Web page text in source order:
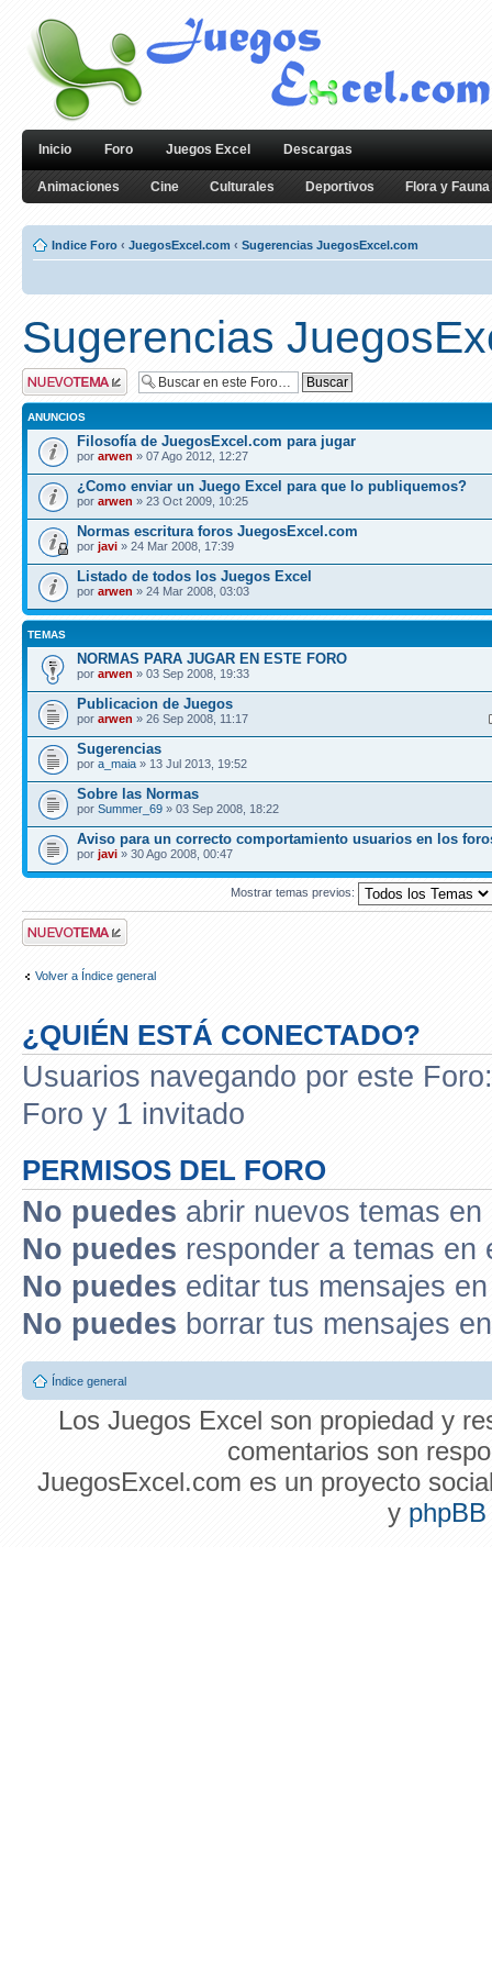
Inicio Foro Juegos Excel Descargas
Animaciones Cine Culturales Deportivos Flora y Fauna
Indice Foro ‹ JuegosExcel.com ‹ Sugerencias JuegosExcel.com
Sugerencias
Publicar un nuevo
tema
ANUNCIOS
Filosofía de JuegosExcel.com para jugar
por arwen » 07 Ago 2012, 12:27
¿Como enviar un Juego Excel para que lo publiquemos?
por arwen » 23 Oct 2009, 10:25
Normas escritura foros JuegosExcel.com
por javi » 24 Mar 2008, 17:39
Listado de todos los Juegos Excel
por arwen » 24 Mar 2008, 03:03
TEMAS
NORMAS PARA JUGAR EN ESTE FORO
por arwen » 03 Sep 2008, 19:33
Publicacion de Juegos
por arwen » 26 Sep 2008, 11:17
Sugerencias
por a_maia » 13 Jul 2013, 19:52
Sobre las Normas
por Summer_69 » 03 Sep 2008, 18:22
Aviso para un correcto comportamiento usuarios en los
por javi » 30 Ago 2008, 00:47
Mostrar temas previos:
Publicar un nuevo
tema
Volver a Índice general
¿QUIÉN ESTÁ CONECTADO?
Usuarios navegando por este
Foro y 1 invitado
PERMISOS DEL FORO
No puedes abrir nuevos temas
No puedes responder a temas en
No puedes editar tus mensajes
No puedes borrar tus mensajes
Índice general
Los Juegos Excel son propiedad y
comentarios son
JuegosExcel.com es un proyecto
y phpBB